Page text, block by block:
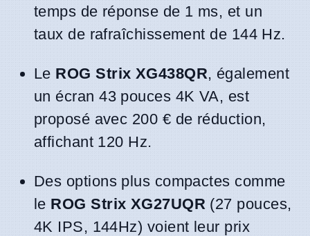
temps de réponse de 1 ms, et un
taux de rafraîchissement de 144 Hz.
Le ROG Strix XG438QR, également
un écran 43 pouces 4K VA, est
proposé avec 200 € de réduction,
affichant 120 Hz.
Des options plus compactes comme
le ROG Strix XG27UQR (27 pouces,
4K IPS, 144Hz) voient leur prix